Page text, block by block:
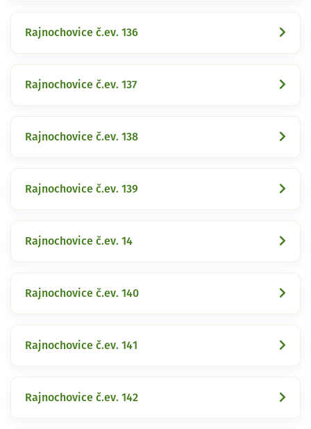
Rajnochovice č.ev. 136
Rajnochovice č.ev. 137
Rajnochovice č.ev. 138
Rajnochovice č.ev. 139
Rajnochovice č.ev. 14
Rajnochovice č.ev. 140
Rajnochovice č.ev. 141
Rajnochovice č.ev. 142